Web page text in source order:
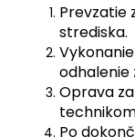
Prevzatie
strediska.
odhalenie
Oprava
Po